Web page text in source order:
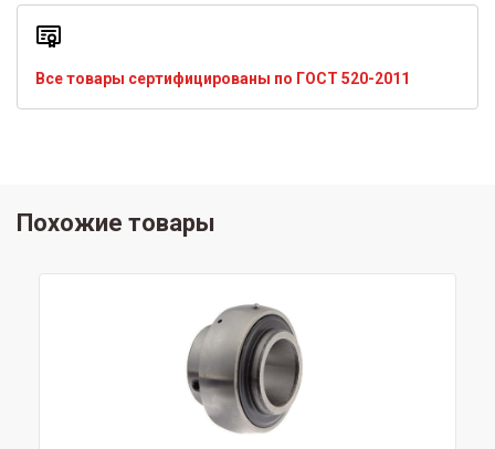
Все товары сертифицированы по ГОСТ 520-2011
Похожие товары